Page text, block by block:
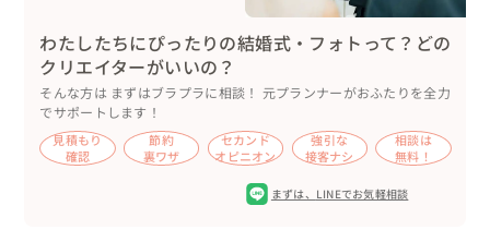
わたしたちにぴったりの結婚式・フォトって？どの
クリエイターがいいの？
そんな方は まずはブラプラに相談！ 元プランナーがおふたりを全力
でサポートします！
見積もり
確認
節約
裏ワザ
セカンド
オピニオン
強引な
接客ナシ
相談は
無料！
まずは、 LINEでお気軽相談